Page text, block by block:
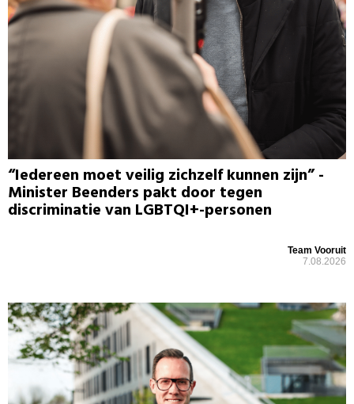
“Iedereen moet veilig zichzelf kunnen zijn” -
Minister Beenders pakt door tegen
discriminatie van LGBTQI+-personen
Team Vooruit
7.08.2026